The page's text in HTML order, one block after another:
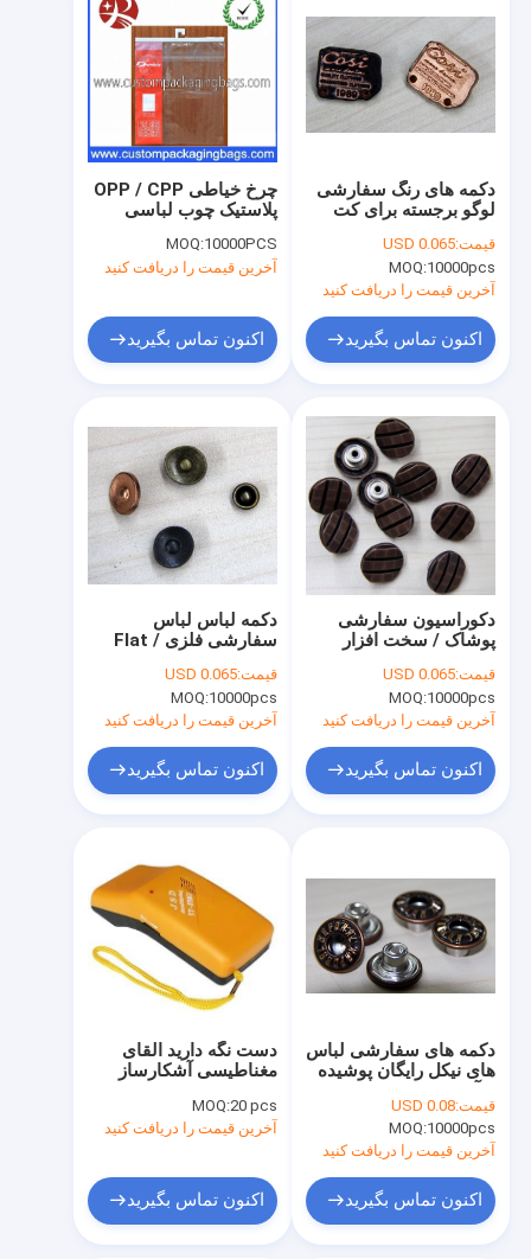
محصولات
درباره ما
تور کارخانه
با ما تماس بگیرید
کمربند پارچه برای زنان
دکمه لباس سفارشی
لباس موتیف
توری اصلاح پارچه
تزئینی توری اصلاح
چرخ خیاطی OPP / CPP
پلاستیک چوب لباسی
برای لباسMOQ:10000PCS
آخرین قیمت را دریافت کنید
اکنون تماس بگیرید
دکمه های رنگ سفارشی
لوگو برجسته برای کت
قیمت:USD 0.065
MOQ:10000pcs
آخرین قیمت را دریافت کنید
اکنون تماس بگیرید
دکمه لباس لباس
سفارشی فلزی Flat /
Garments
قیمت:USD 0.065
MOQ:10000pcs
آخرین قیمت را دریافت کنید
اکنون تماس بگیرید
دکوراسیون سفارشی
پوشاک / سخت افزار
قیمت:USD 0.065
MOQ:10000pcs
آخرین قیمت را دریافت کنید
اکنون تماس بگیرید
دست نگه دارید القای
مغناطیسی آشکارساز
لباس با زنگ اخبار و لامپ
MOQ:20 pcs
آخرین قیمت را دریافت کنید
اکنون تماس بگیرید
دکمه های سفارشی لباس
های نیکل رایگان پوشیده
قیمت:USD 0.08
MOQ:10000pcs
آخرین قیمت را دریافت کنید
اکنون تماس بگیرید